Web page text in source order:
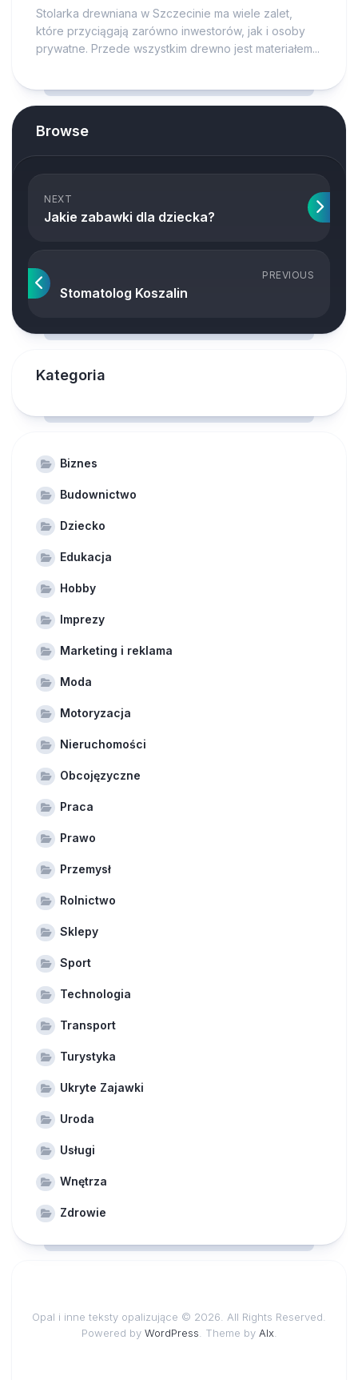
Stolarka drewniana w Szczecinie ma wiele zalet,
które przyciągają zarówno inwestorów, jak i osoby
prywatne. Przede wszystkim drewno jest materiałem...
Browse
NEXT
Jakie zabawki dla dziecka?
PREVIOUS
Stomatolog Koszalin
Kategoria
Biznes
Budownictwo
Dziecko
Edukacja
Hobby
Imprezy
Marketing i reklama
Moda
Motoryzacja
Nieruchomości
Obcojęzyczne
Praca
Prawo
Przemysł
Rolnictwo
Sklepy
Sport
Technologia
Transport
Turystyka
Ukryte Zajawki
Uroda
Usługi
Wnętrza
Zdrowie
Opal i inne teksty opalizujące © 2026. All Rights Reserved.
Powered by WordPress . Theme by Alx